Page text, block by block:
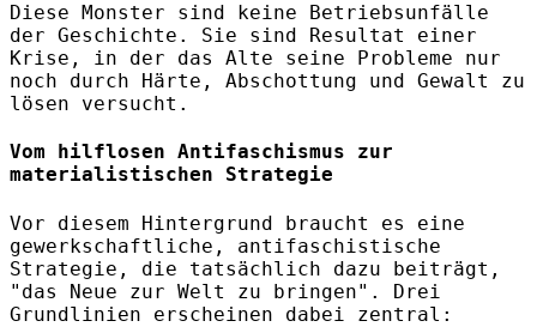
Diese Monster sind keine Betriebsunfälle
der Geschichte. Sie sind Resultat einer
Krise, in der das Alte seine Probleme nur
noch durch Härte, Abschottung und Gewalt zu
lösen versucht.
Vom hilflosen Antifaschismus zur
materialistischen Strategie
Vor diesem Hintergrund braucht es eine
gewerkschaftliche, antifaschistische
Strategie, die tatsächlich dazu beiträgt,
"das Neue zur Welt zu bringen". Drei
Grundlinien erscheinen dabei zentral: